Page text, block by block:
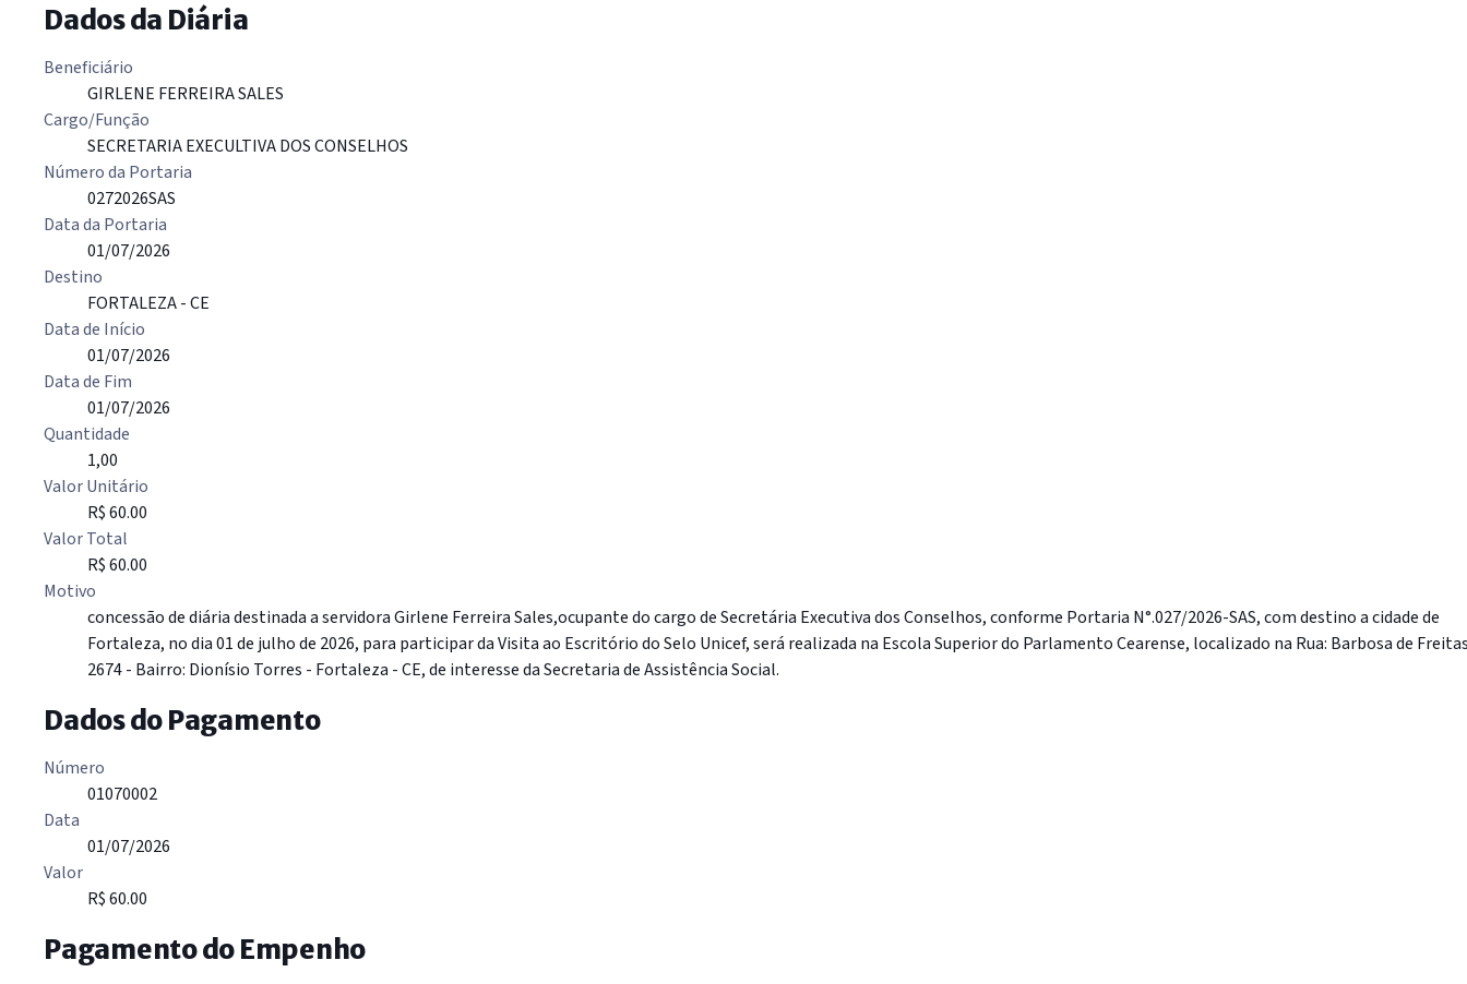
Dados da Diária
Beneficiário
GIRLENE FERREIRA SALES
Cargo/Função
SECRETARIA EXECULTIVA DOS CONSELHOS
Número da Portaria
0272026SAS
Data da Portaria
01/07/2026
Destino
FORTALEZA - CE
Data de Início
01/07/2026
Data de Fim
01/07/2026
Quantidade
1,00
Valor Unitário
R$ 60.00
Valor Total
R$ 60.00
Motivo
concessão de diária destinada a servidora Girlene Ferreira Sales,ocupante do cargo de Secretária Executiva dos Conselhos, conforme Portaria N°.027/2026-SAS, com destino a cidade de
Fortaleza, no dia 01 de julho de 2026, para participar da Visita ao Escritório do Selo Unicef, será realizada na Escola Superior do Parlamento Cearense, localizado na Rua: Barbosa de
2674 - Bairro: Dionísio Torres - Fortaleza - CE, de interesse da Secretaria de Assistência Social.
Dados do Pagamento
Número
01070002
Data
01/07/2026
Valor
R$ 60.00
Pagamento do Empenho